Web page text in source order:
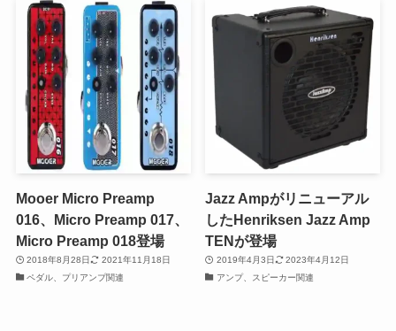
Mooer Micro Preamp
016、Micro Preamp 017、
Micro Preamp 018登場
2018年8月28日
2021年11月18日
ペダル、プリアンプ関連
Jazz Ampがリニューアル
したHenriksen Jazz Amp
TENが登場
2019年4月3日
2023年4月12日
アンプ、スピーカー関連